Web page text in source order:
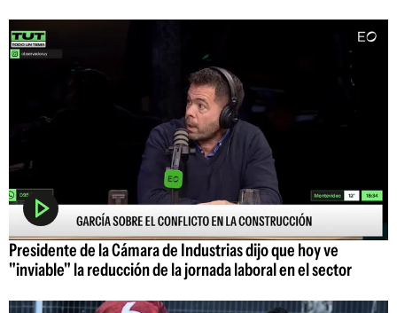
Presidente de la Cámara de Industrias dijo que hoy ve
"inviable" la reducción de la jornada laboral en el sector